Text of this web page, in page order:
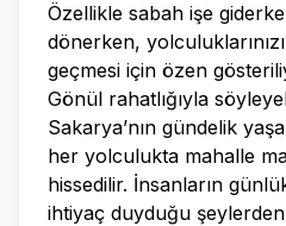
Özellikle sabah işe
dönerken,
geçmesi için özen
Gönül rahatlığıyla
Sakarya’nın gündelik
her yolculukta mahalle
hissedilir. İnsanların
ihtiyaç duyduğu